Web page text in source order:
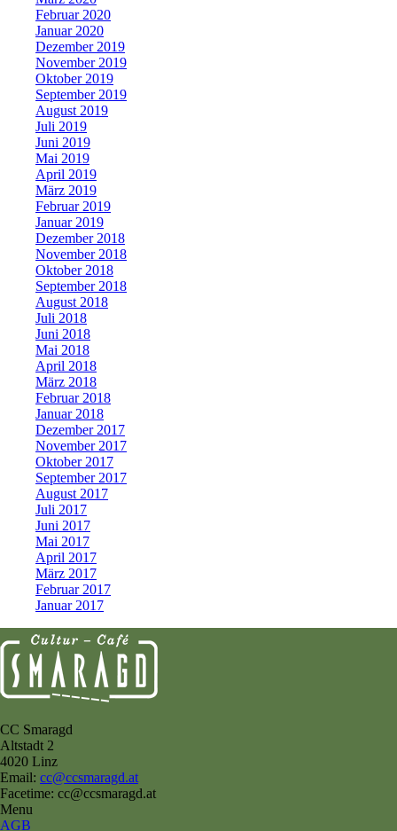
Februar 2020
Januar 2020
Dezember 2019
November 2019
Oktober 2019
September 2019
August 2019
Juli 2019
Juni 2019
Mai 2019
April 2019
März 2019
Februar 2019
Januar 2019
Dezember 2018
November 2018
Oktober 2018
September 2018
August 2018
Juli 2018
Juni 2018
Mai 2018
April 2018
März 2018
Februar 2018
Januar 2018
Dezember 2017
November 2017
Oktober 2017
September 2017
August 2017
Juli 2017
Juni 2017
Mai 2017
April 2017
März 2017
Februar 2017
Januar 2017
CC Smaragd
Altstadt 2
4020 Linz
Email: cc@ccsmaragd.at
Facetime: cc@ccsmaragd.at
Menu
AGB